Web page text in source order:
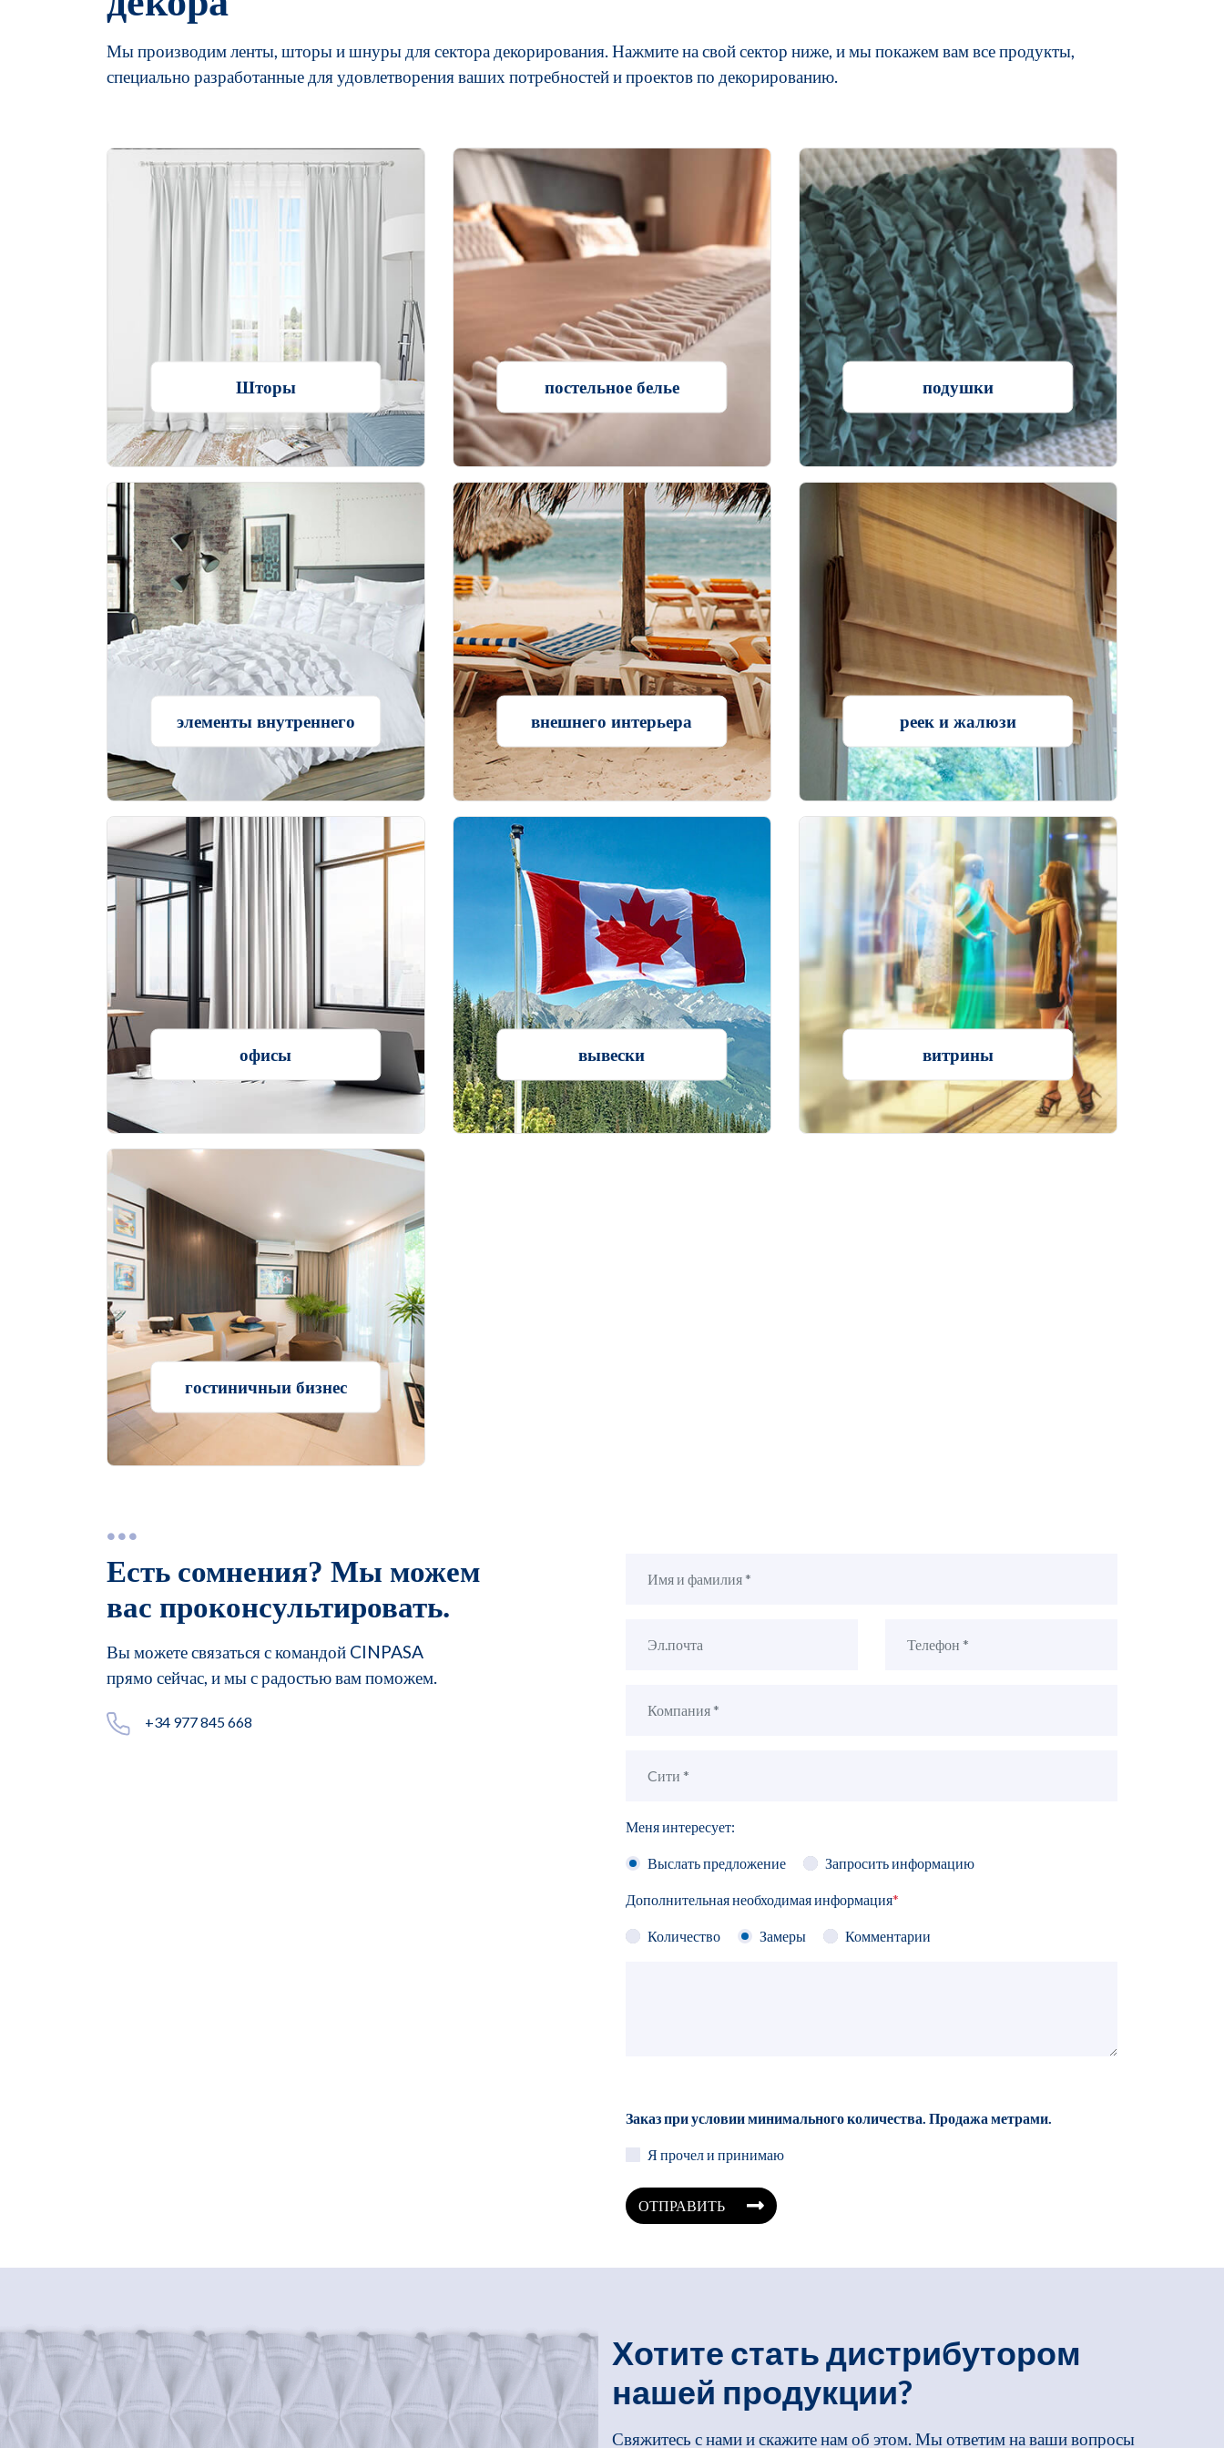
Мы производим ленты, шторы и шнуры для сектора декорирования. Нажмите на свой сектор ниже, и мы покажем вам все продукты,
специально разработанные для удовлетворения ваших потребностей и проектов по декорированию.
Шторы постельное белье подушки
элементы внутреннего внешнего интерьера реек и жалюзи
офисы вывески витрины
гостиничныи бизнес
Есть сомнения? Мы можем
вас проконсультировать.
Вы можете связаться с командой CINPASA
прямо сейчас, и мы с радостью вам поможем.
+34 977 845 668
Меня интересует:
Выслать предложение Запросить информацию
Дополнительная необходимая информация*
Количество Замеры Комментарии
Заказ при условии минимального количества. Продажа метрами.
Я прочел и принимаю
ОТПРАВИТЬ
Хотите стать дистрибутором
нашей продукции?
Свяжитесь с нами и скажите нам об этом. Мы ответим на ваши вопросы